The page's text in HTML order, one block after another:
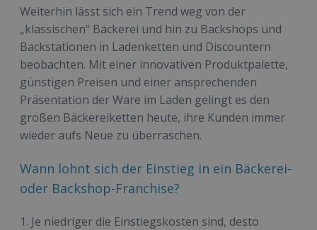
Weiterhin lässt sich ein Trend weg von der
„klassischen“ Bäckerei und hin zu Backshops und
Backstationen in Ladenketten und Discountern
beobachten. Mit einer innovativen Produktpalette,
günstigen Preisen und einer ansprechenden
Präsentation der Ware im Laden gelingt es den
großen Bäckereiketten heute, ihre Kunden immer
wieder aufs Neue zu überraschen.
Wann lohnt sich der Einstieg in ein Bäckerei-
oder Backshop-Franchise?
Je niedriger die Einstiegskosten sind, desto